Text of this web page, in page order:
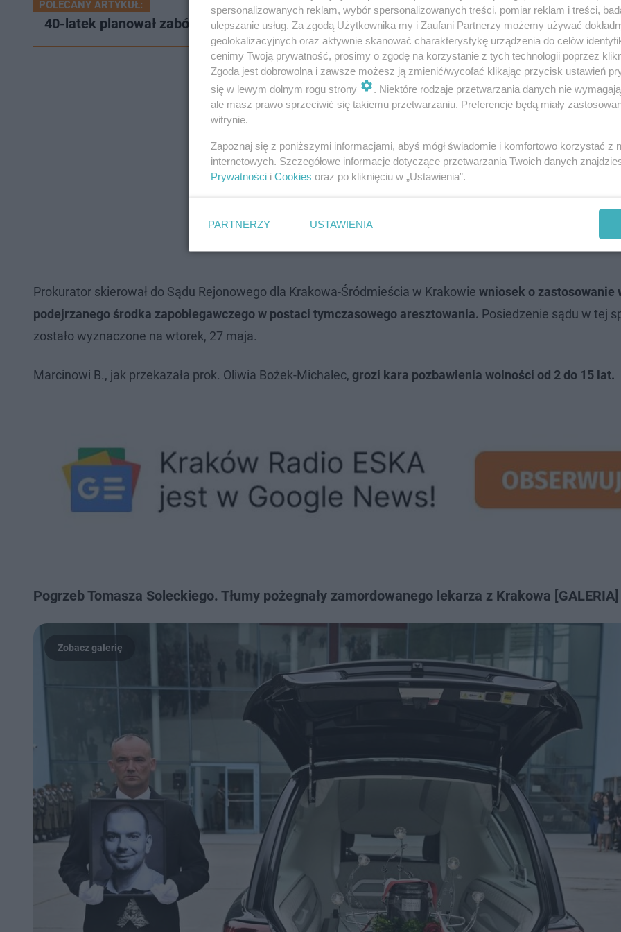
POLECANY ARTYKUŁ:
40-latek planował zabójstwo trzech lekarzy z Krakowa. O swoich zamiarach poinfo…
Prokurator skierował do Sądu Rejonowego dla Krakowa-Śródmieścia w Krakowie wniosek o zastosowanie
podejrzanego środka zapobiegawczego w postaci tymczasowego aresztowania. Posiedzenie sądu w tej
zostało wyznaczone na wtorek, 27 maja.
Marcinowi B., jak przekazała prok. Oliwia Bożek-Michalec, grozi kara pozbawienia wolności od 2 do 15 lat.
Pogrzeb Tomasza Soleckiego. Tłumy pożegnały zamordowanego lekarza z Krakowa [GALERIA]
spersonalizowanych reklam, wybór spersonalizowanych treści, pomiar reklam i treści,
ulepszanie usług. Za zgodą Użytkownika my i Zaufani Partnerzy możemy używać
geolokalizacyjnych oraz aktywnie skanować charakterystykę urządzenia do celów
cenimy Twoją prywatność, prosimy o zgodę na korzystanie z tych technologii poprzez
Zgoda jest dobrowolna i zawsze możesz ją zmienić/wycofać klikając przycisk ustawień
się w lewym dolnym rogu strony
. Niektóre rodzaje przetwarzania danych nie
ale masz prawo sprzeciwić się takiemu przetwarzaniu. Preferencje będą miały
witrynie.
Zapoznaj się z poniższymi informacjami, abyś mógł świadomie i komfortowo korzystać z
internetowych. Szczegółowe informacje dotyczące przetwarzania Twoich danych
Prywatności i Cookies oraz po kliknięciu w „Ustawienia”.
PARTNERZY USTAWIENIA